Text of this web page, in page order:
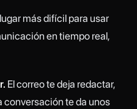
más difícil para usar
en tiempo real,
El correo te deja redactar,
conversación te da unos